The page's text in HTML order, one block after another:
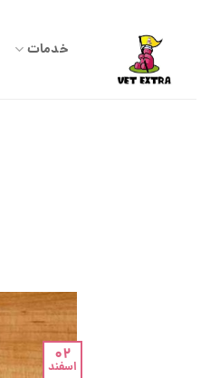
خدمات
02
اسفند